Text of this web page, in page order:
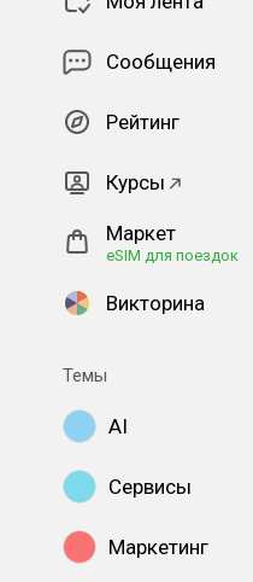
Сообщения
Рейтинг
Курсы
Маркет
eSIM для поездок
Викторина
Темы
AI
Сервисы
Маркетинг